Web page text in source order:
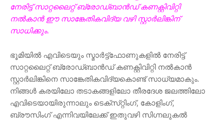
നേരിട്ട് സാറ്റലൈറ്റ് ബ്രോഡ്‌ബാൻഡ് കണക്റ്റിവിറ്റി
നൽകാൻ ഈ സാങ്കേതികവിദ്യ വഴി സ്റ്റാർലിങ്കിന്
സാധിക്കും.
ഭൂമിയിൽ എവിടെയും സ്മാർട്ട്‌ഫോണുകളിൽ നേരിട്ട്
സാറ്റലൈറ്റ് ബ്രോഡ്‌ബാൻഡ് കണക്റ്റിവിറ്റി നൽകാൻ
സ്റ്റാർലിങ്കിനെ സാങ്കേതികവിദ്യകൊണ്ട് സാധ്യമാകും.
നിങ്ങൾ കരയിലോ തടാകങ്ങളിലോ തീരദേശ ജലത്തിലോ
എവിടെയായിരുന്നാലും ടെക്‌സ്‌റ്റിംഗ്, കോളിംഗ്,
ബ്രൗസിംഗ് എന്നിവയിലേക്ക് ഇതുവഴി സിഗ്നലുകൽ